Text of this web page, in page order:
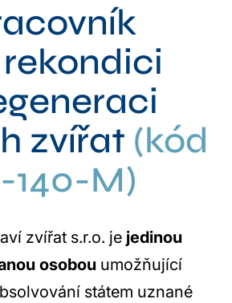
zvířat (kód
140-M)
zvířat s.r.o. je jedinou
osobou umožňující
státem uznané